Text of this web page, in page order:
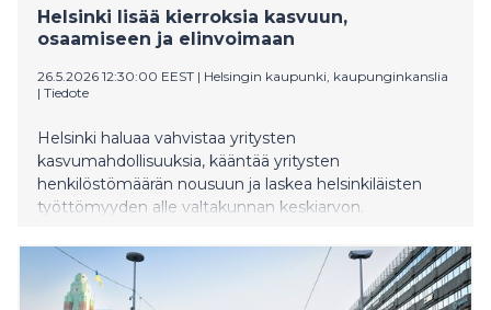
Helsinki lisää kierroksia kasvuun,
osaamiseen ja elinvoimaan
26.5.2026 12:30:00 EEST | Helsingin kaupunki, kaupunginkanslia
| Tiedote
Helsinki haluaa vahvistaa yritysten
kasvumahdollisuuksia, kääntää yritysten
henkilöstömäärän nousuun ja laskea helsinkiläisten
työttömyyden alle valtakunnan keskiarvon.
elinvoiman tavoitteet, jotka
ohjaavat kaupungin elinkeino-, työllisyys- ja
innovaatiopolitiikkaa vuoteen 2029 saakka.